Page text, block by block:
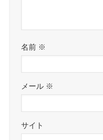
名前 ※
メール ※
サイト